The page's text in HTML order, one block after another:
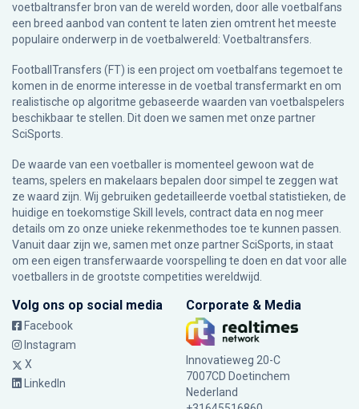
voetbaltransfer bron van de wereld worden, door alle voetbalfans
een breed aanbod van content te laten zien omtrent het meeste
populaire onderwerp in de voetbalwereld: Voetbaltransfers.
FootballTransfers (FT) is een project om voetbalfans tegemoet te
komen in de enorme interesse in de voetbal transfermarkt en om
realistische op algoritme gebaseerde waarden van voetbalspelers
beschikbaar te stellen. Dit doen we samen met onze partner
SciSports
De waarde van een voetballer is momenteel gewoon wat de
teams, spelers en makelaars bepalen door simpel te zeggen wat
ze waard zijn. Wij gebruiken gedetailleerde voetbal statistieken, de
huidige en toekomstige Skill levels, contract data en nog meer
details om zo onze unieke rekenmethodes toe te kunnen passen.
Vanuit daar zijn we, samen met onze partner SciSports, in staat
om een eigen transferwaarde voorspelling te doen en dat voor alle
voetballers in de grootste competities wereldwijd.
Volg ons op social media
Facebook
Instagram
X
LinkedIn
Corporate & Media
Innovatieweg 20-C
7007CD Doetinchem
Nederland